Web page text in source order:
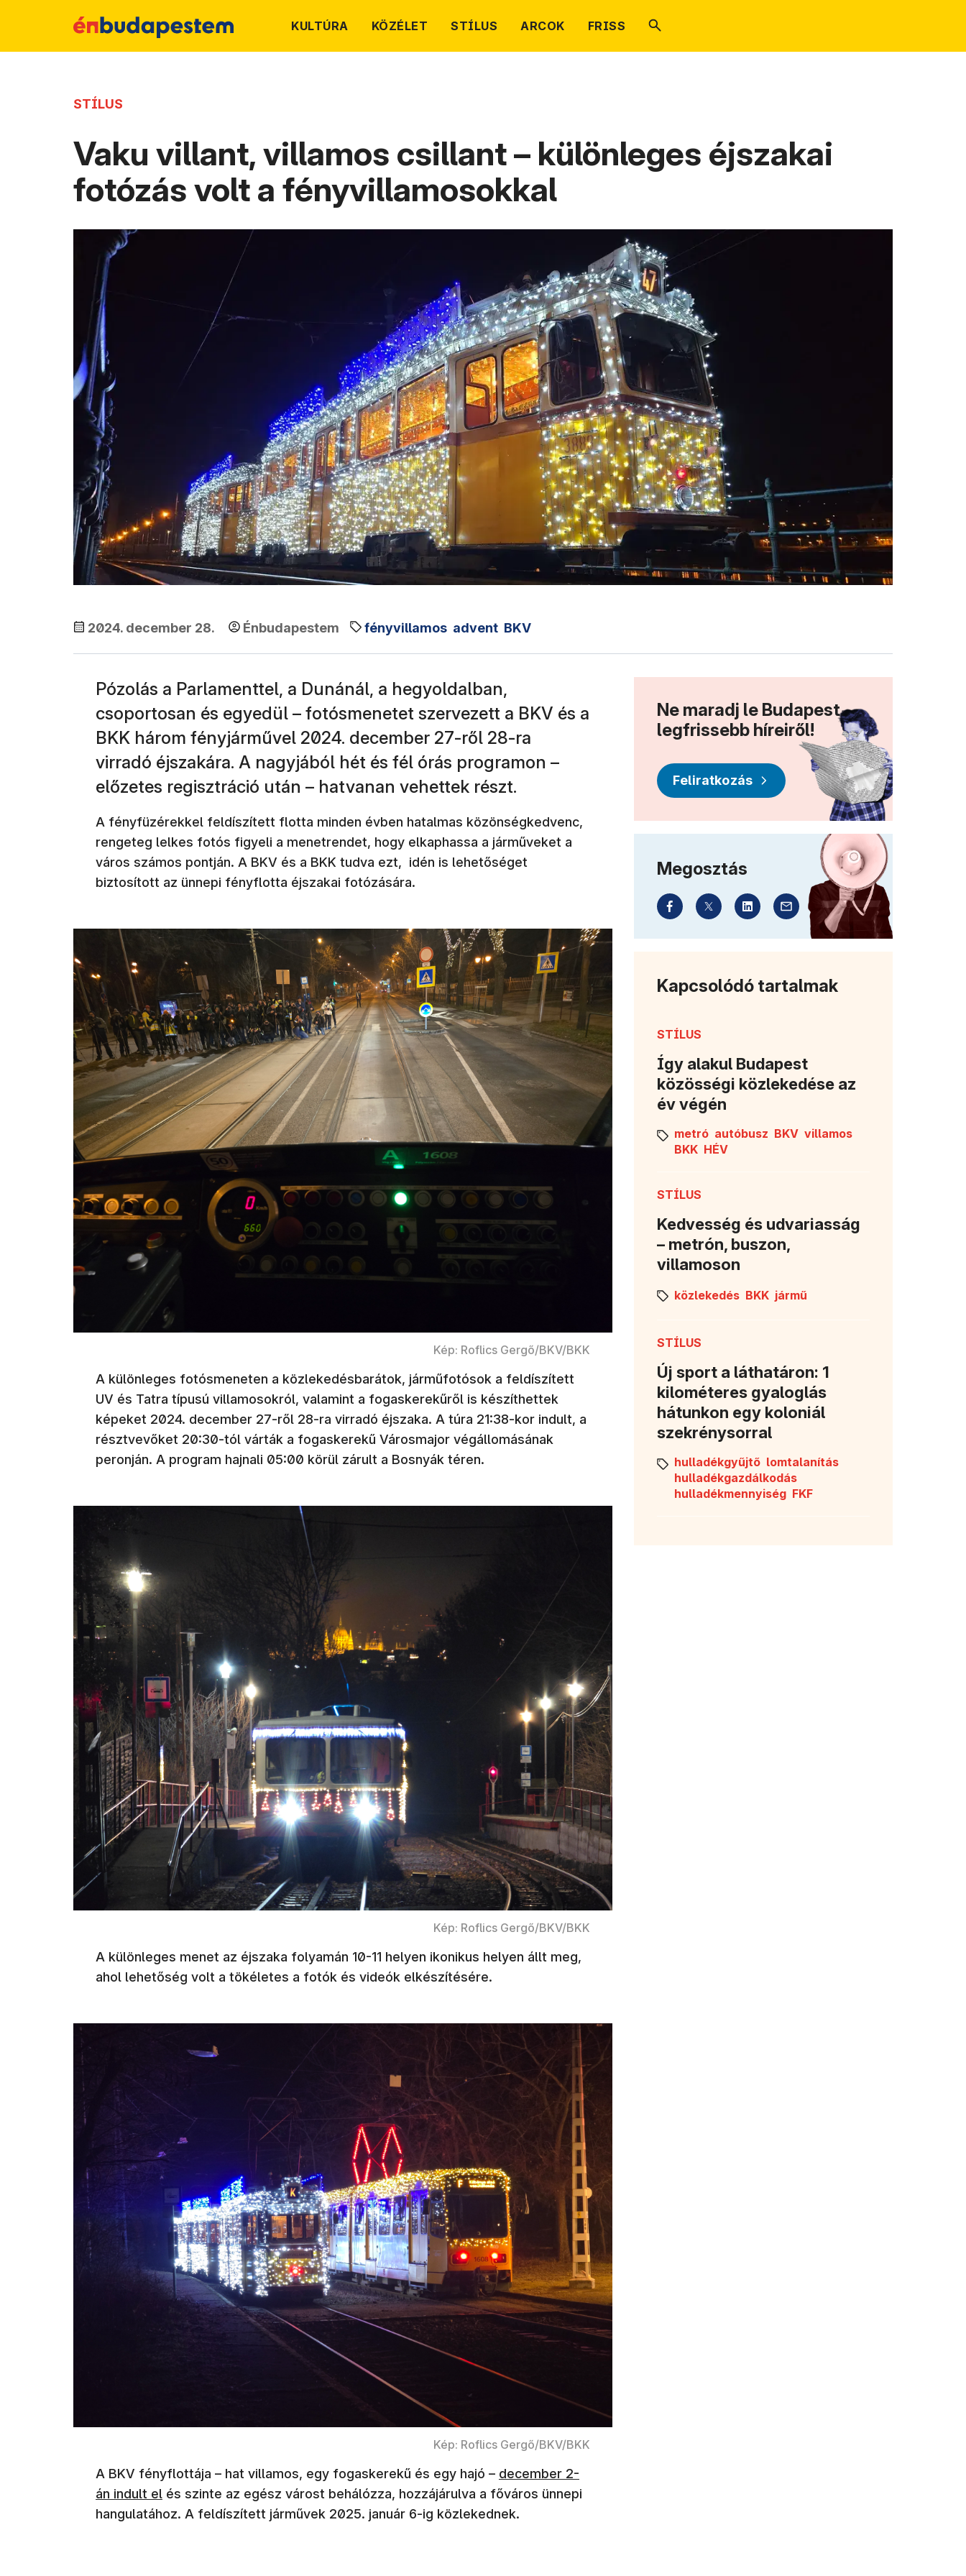
KULTÚRA KÖZÉLET STÍLUS ARCOK FRISS
STÍLUS
Vaku villant, villamos csillant – különleges éjszakai
fotózás volt a fényvillamosokkal
2024. december 28. Énbudapestem fényvillamos advent BKV
Pózolás a Parlamenttel, a Dunánál, a hegyoldalban,
csoportosan és egyedül – fotósmenetet szervezett a BKV és a
BKK három fényjárművel 2024. december 27-ről 28-ra
virradó éjszakára. A nagyjából hét és fél órás programon –
előzetes regisztráció után – hatvanan vehettek részt.
A fényfüzérekkel feldíszített flotta minden évben hatalmas közönségkedvenc,
rengeteg lelkes fotós figyeli a menetrendet, hogy elkaphassa a járműveket a
város számos pontján. A BKV és a BKK tudva ezt, idén is lehetőséget
biztosított az ünnepi fényflotta éjszakai fotózására.
Kép: Roflics Gergő/BKV/BKK
A különleges fotósmeneten a közlekedésbarátok, járműfotósok a feldíszített
UV és Tatra típusú villamosokról, valamint a fogaskerekűről is készíthettek
képeket 2024. december 27-ről 28-ra virradó éjszaka. A túra 21:38-kor indult, a
résztvevőket 20:30-tól várták a fogaskerekű Városmajor végállomásának
peronján. A program hajnali 05:00 körül zárult a Bosnyák téren.
Kép: Roflics Gergő/BKV/BKK
A különleges menet az éjszaka folyamán 10-11 helyen ikonikus helyen állt meg,
ahol lehetőség volt a tökéletes a fotók és videók elkészítésére.
Kép: Roflics Gergő/BKV/BKK
A BKV fényflottája – hat villamos, egy fogaskerekű és egy hajó – (új ablakban nyílik meg)
december 2-
án indult el és szinte az egész várost behálózza, hozzájárulva a főváros ünnepi
hangulatához. A feldíszített járművek 2025. január 6-ig közlekednek.
Ne maradj le Budapest
legfrissebb híreiről!
Feliratkozás
Megosztás
Kapcsolódó tartalmak
STÍLUS
Így alakul Budapest
közösségi közlekedése az
év végén
metró autóbusz BKV villamos
BKK HÉV
STÍLUS
Kedvesség és udvariasság
– metrón, buszon,
villamoson
közlekedés BKK jármű
STÍLUS
Új sport a láthatáron: 1
kilométeres gyaloglás
hátunkon egy koloniál
szekrénysorral
hulladékgyűjtő lomtalanítás
hulladékgazdálkodás
hulladékmennyiség FKF